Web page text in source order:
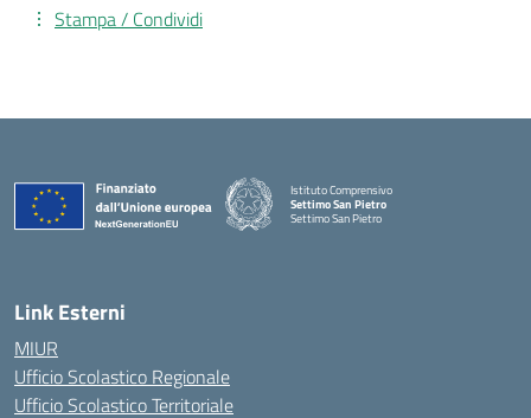
Stampa / Condividi
Istituto Comprensivo
Settimo San Pietro
Settimo San Pietro
Link Esterni
MIUR
Ufficio Scolastico Regionale
Ufficio Scolastico Territoriale